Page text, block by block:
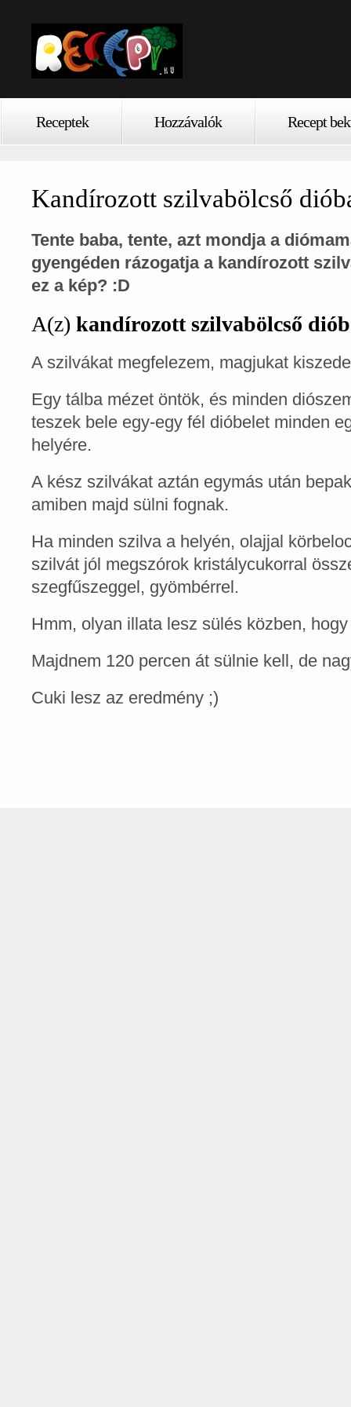
Receptek Hozzávalók Recept
Kandírozott szilvabölcső
Tente baba, tente, azt mondja a
gyengéden rázogatja a kandírozott
ez a kép? :D
A(z) kandírozott szilvabölcső
A szilvákat megfelezem, magjukat
Egy tálba mézet öntök, és minden
teszek bele egy-egy fél dióbelet minden
helyére.
A kész szilvákat aztán egymás után
amiben majd sülni fognak.
Ha minden szilva a helyén, olajjal
szilvát jól megszórok kristálycukorral
szegfűszeggel, gyömbérrel.
Hmm, olyan illata lesz sülés közben,
Majdnem 120 percen át sülnie kell, de
Cuki lesz az eredmény ;)